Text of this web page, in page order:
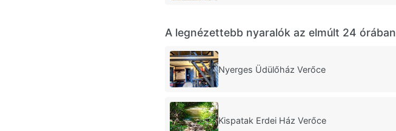
A legnézettebb nyaralók az elmúlt 24 órában
Nyerges Üdülőház Verőce
Kispatak Erdei Ház Verőce